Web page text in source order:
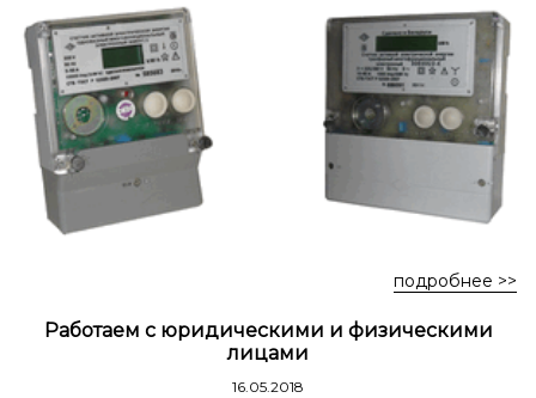
Стремянки стальные
Стремянки двухсторонние стальные
подробнее >>
Работаем с юридическими и физическими
лицами
16.05.2018